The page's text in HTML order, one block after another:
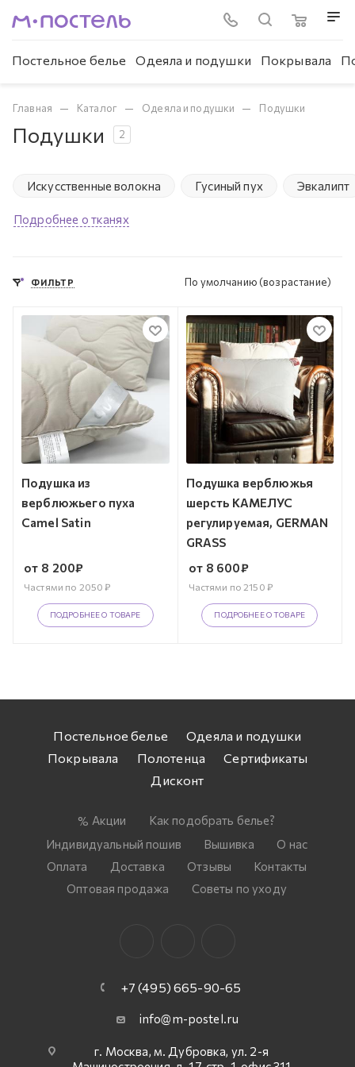
Постельное белье Одеяла и подушки Покрывала
Главная — Каталог — Одеяла и подушки — Подушки
Подушки 2
Искусственные волокна Гусиный пух Эвкалипт
Подробнее о тканях
ФИЛЬТР По умолчанию (возрастание)
Подушка из
верблюжьего пуха
Camel Satin
от 8 200₽
Частями по 2050 ₽
ПОДРОБНЕЕ О ТОВАРЕ
Подушка верблюжья
шерсть КАМЕЛУС
регулируемая, GERMAN
GRASS
от 8 600₽
Частями по 2150 ₽
ПОДРОБНЕЕ О ТОВАРЕ
Постельное белье
Одеяла и подушки
Покрывала
Полотенца
Сертификаты
Дисконт
Акции
Как подобрать белье?
Индивидуальный пошив
Вышивка
О нас
Оплата
Доставка Отзывы
Контакты
Оптовая продажа
Советы по уходу
+7 (495) 665-90-65
info@m-postel.ru
г. Москва, м. Дубровка, ул. 2-я